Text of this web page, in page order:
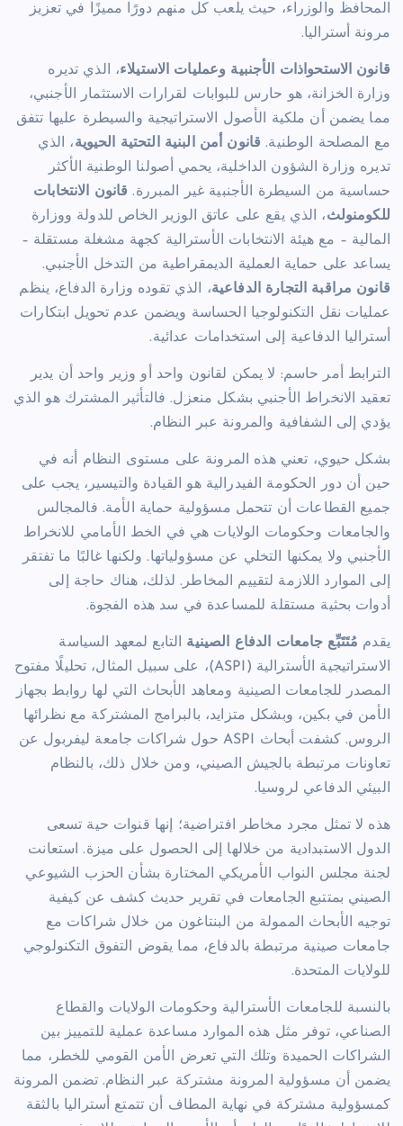
المحافظ والوزراء، حيث يلعب كل منهم دورًا مميزًا في تعزيز
مرونة أستراليا.
قانون الاستحواذات الأجنبية وعمليات الاستيلاء، الذي تديره
وزارة الخزانة، هو حارس للبوابات لقرارات الاستثمار الأجنبي،
مما يضمن أن ملكية الأصول الاستراتيجية والسيطرة عليها تتفق
مع المصلحة الوطنية. قانون أمن البنية التحتية الحيوية، الذي
تديره وزارة الشؤون الداخلية، يحمي أصولنا الوطنية الأكثر
حساسية من السيطرة الأجنبية غير المبررة. قانون الانتخابات
للكومنولث، الذي يقع على عاتق الوزير الخاص للدولة ووزارة
المالية – مع هيئة الانتخابات الأسترالية كجهة مشغلة مستقلة –
يساعد على حماية العملية الديمقراطية من التدخل الأجنبي.
قانون مراقبة التجارة الدفاعية، الذي تقوده وزارة الدفاع، ينظم
عمليات نقل التكنولوجيا الحساسة ويضمن عدم تحويل ابتكارات
أستراليا الدفاعية إلى استخدامات عدائية.
الترابط أمر حاسم: لا يمكن لقانون واحد أو وزير واحد أن يدير
تعقيد الانخراط الأجنبي بشكل منعزل. فالتأثير المشترك هو الذي
يؤدي إلى الشفافية والمرونة عبر النظام.
بشكل حيوي، تعني هذه المرونة على مستوى النظام أنه في
حين أن دور الحكومة الفيدرالية هو القيادة والتيسير، يجب على
جميع القطاعات أن تتحمل مسؤولية حماية الأمة. فالمجالس
والجامعات وحكومات الولايات هي في الخط الأمامي للانخراط
الأجنبي ولا يمكنها التخلي عن مسؤولياتها. ولكنها غالبًا ما تفتقر
إلى الموارد اللازمة لتقييم المخاطر. لذلك، هناك حاجة إلى
أدوات بحثية مستقلة للمساعدة في سد هذه الفجوة.
يقدم مُتَتَبِّع جامعات الدفاع الصينية التابع لمعهد السياسة
الاستراتيجية الأسترالية (ASPI)، على سبيل المثال، تحليلًا مفتوح
المصدر للجامعات الصينية ومعاهد الأبحاث التي لها روابط بجهاز
الأمن في بكين، وبشكل متزايد، بالبرامج المشتركة مع نظرائها
الروس. كشفت أبحاث ASPI حول شراكات جامعة ليفربول عن
تعاونات مرتبطة بالجيش الصيني، ومن خلال ذلك، بالنظام
البيئي الدفاعي لروسيا.
هذه لا تمثل مجرد مخاطر افتراضية؛ إنها قنوات حية تسعى
الدول الاستبدادية من خلالها إلى الحصول على ميزة. استعانت
لجنة مجلس النواب الأمريكي المختارة بشأن الحزب الشيوعي
الصيني بمتتبع الجامعات في تقرير حديث كشف عن كيفية
توجيه الأبحاث الممولة من البنتاغون من خلال شراكات مع
جامعات صينية مرتبطة بالدفاع، مما يقوض التفوق التكنولوجي
للولايات المتحدة.
بالنسبة للجامعات الأسترالية وحكومات الولايات والقطاع
الصناعي، توفر مثل هذه الموارد مساعدة عملية للتمييز بين
الشراكات الحميدة وتلك التي تعرض الأمن القومي للخطر، مما
يضمن أن مسؤولية المرونة مشتركة عبر النظام. تضمن المرونة
كمسؤولية مشتركة في نهاية المطاف أن تتمتع أستراليا بالثقة